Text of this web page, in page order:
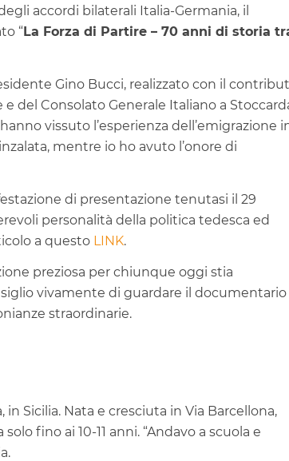
accordi bilaterali Italia-Germania, il
“ La Forza di Partire – 70 anni di storia
Gino Bucci, realizzato con il
del Consolato Generale Italiano a
vissuto l’esperienza dell’emigrazione
mentre io ho avuto l’onore di
di presentazione tenutasi il 29
personalità della politica tedesca ed
a questo LINK.
preziosa per chiunque oggi stia
vivamente di guardare il documentario
straordinarie.
Sicilia. Nata e cresciuta in Via Barcellona,
fino ai 10-11 anni. “Andavo a scuola e